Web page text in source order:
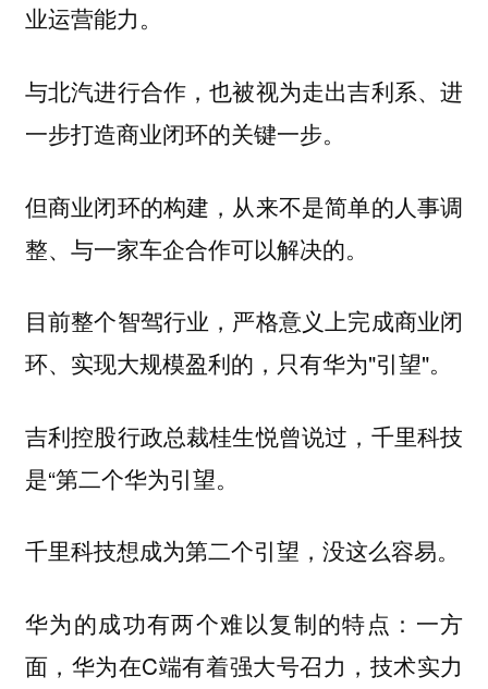
业运营能力。
与北汽进行合作，也被视为走出吉利系、进
一步打造商业闭环的关键一步。
但商业闭环的构建，从来不是简单的人事调
整、与一家车企合作可以解决的。
目前整个智驾行业，严格意义上完成商业闭
环、实现大规模盈利的，只有华为"引望"。
吉利控股行政总裁桂生悦曾说过，千里科技
是“第二个华为引望。
千里科技想成为第二个引望，没这么容易。
华为的成功有两个难以复制的特点：一方
面，华为在C端有着强大号召力，技术实力